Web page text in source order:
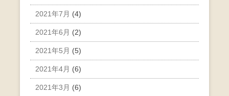
2021年7月 (4)
2021年6月 (2)
2021年5月 (5)
2021年4月 (6)
2021年3月 (6)